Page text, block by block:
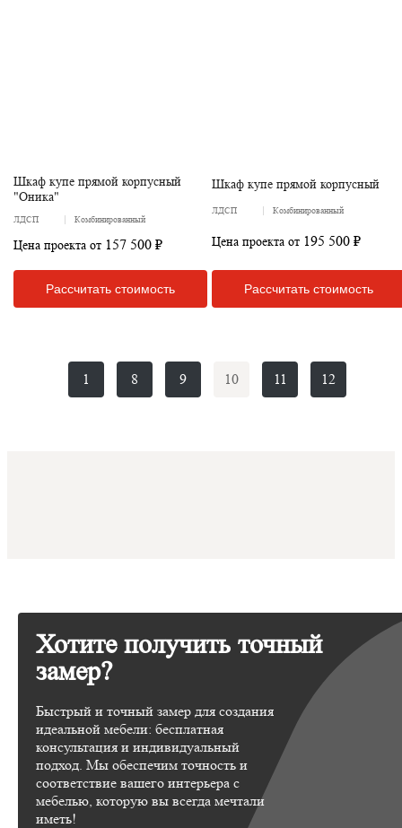
Шкаф купе прямой корпусный
"Оника"
ЛДСП Комбинированный
Цена проекта от 157 500 ₽
Рассчитать стоимость
Шкаф купе прямой корпусный
ЛДСП Комбинированный
Цена проекта от 195 500 ₽
Рассчитать стоимость
1 8 9 10 11 12
Хотите получить точный
замер?
Быстрый и точный замер для создания
идеальной мебели: бесплатная
консультация и индивидуальный
подход. Мы обеспечим точность и
соответствие вашего интерьера с
мебелью, которую вы всегда мечтали
иметь!